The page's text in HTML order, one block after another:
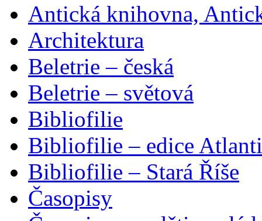
Antická knihovna,
Architektura
Beletrie – česká
Beletrie – světová
Bibliofilie
Bibliofilie – edice
Bibliofilie – Stará Říše
Časopisy